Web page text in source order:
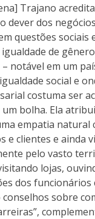
Trajano acredita
dever dos
questões sociais
de
notável em um
social e
costuma ser
bolha. Ela
empatia natural
e clientes e ainda
pelo vasto
lojas,
dos funcionários
sobre